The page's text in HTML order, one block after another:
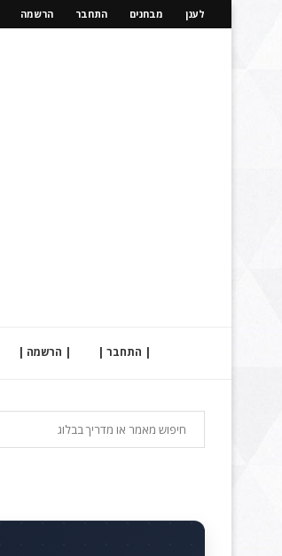
לענן מבחנים התחבר הרשמה
| התחבר | | הרשמה |